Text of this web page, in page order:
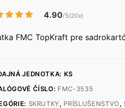
4.90/5(20x)
FMC TopKraft pre
JEDNOTKA: KS
ČÍSLO: FMC-3535
SKRUTKY, PRÍSLUŠENSTVO,